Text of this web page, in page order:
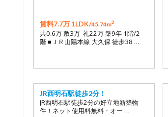
賃料7.7万 1LDK/45.74m2
共0.6万 敷3万 礼22万 築9年 1階/2
階 ■ＪＲ山陽本線 大久保 徒歩38 …
JR西明石駅徒歩2分！
JR西明石駅徒歩2分の好立地新築物
件！ネット使用料無料・オー …